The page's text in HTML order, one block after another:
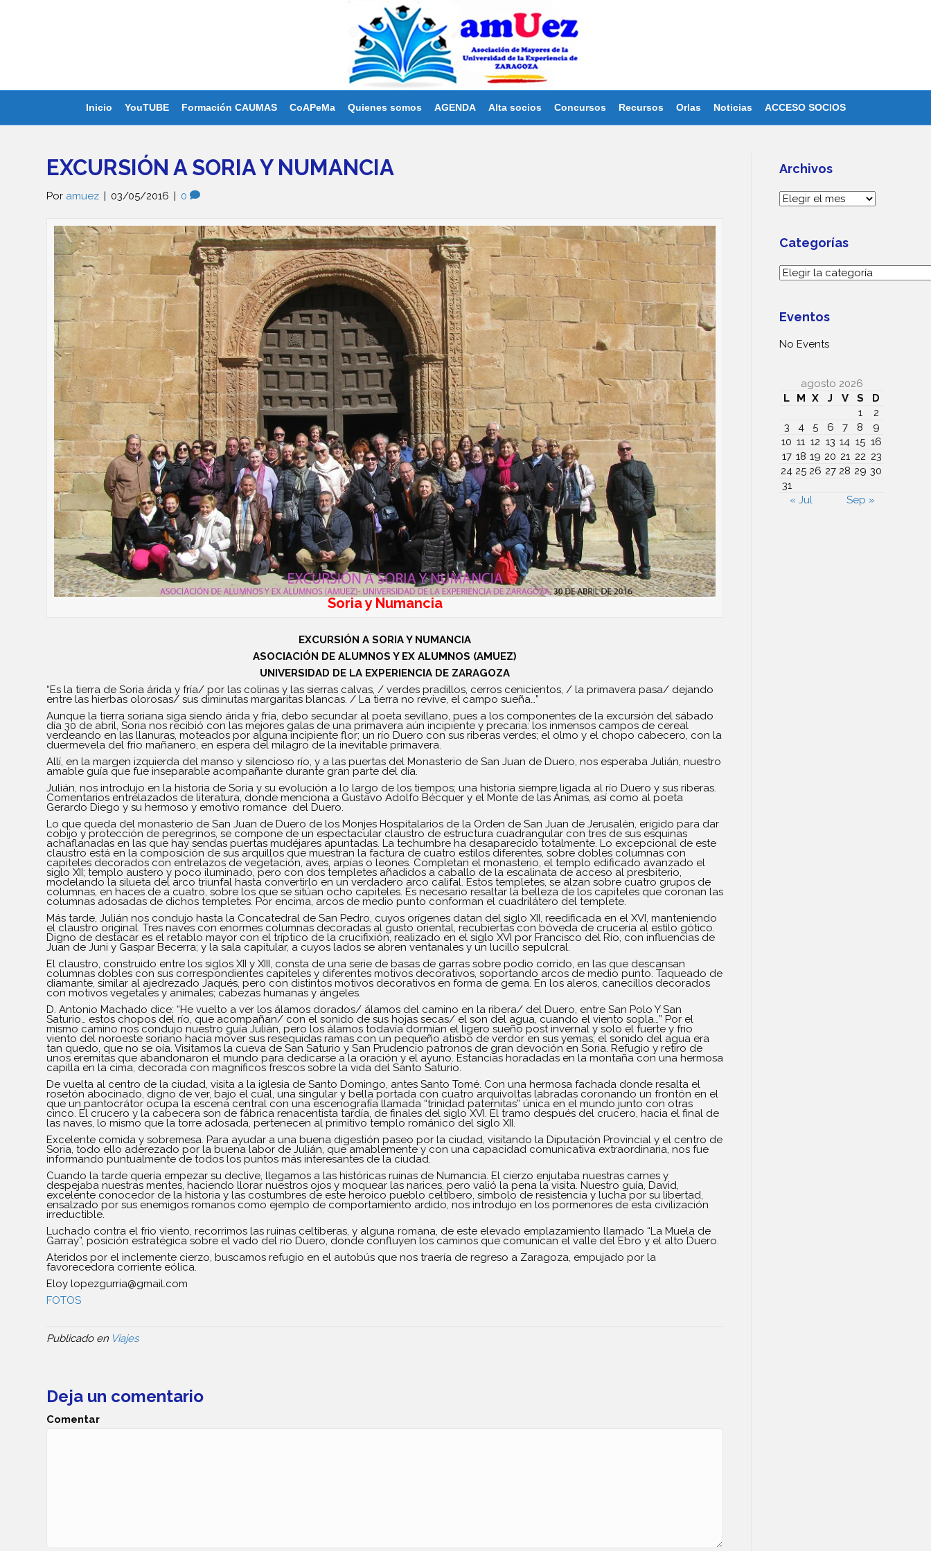
Inicio YouTUBE Formación CAUMAS CoAPeMa Quienes somos AGENDA Alta socios Concursos Recursos Orlas Noticias ACCESO SOCIOS
EXCURSIÓN A SORIA Y NUMANCIA
Por amuez | 03/05/2016 | 0
Soria y Numancia
EXCURSIÓN A SORIA Y NUMANCIA
ASOCIACIÓN DE ALUMNOS Y EX ALUMNOS (AMUEZ)
UNIVERSIDAD DE LA EXPERIENCIA DE ZARAGOZA
“Es la tierra de Soria árida y fría/ por las colinas y las sierras calvas, / verdes pradillos, cerros cenicientos, / la primavera pasa/ dejando
entre las hierbas olorosas/ sus diminutas margaritas blancas. / La tierra no revive, el campo sueña…”
Aunque la tierra soriana siga siendo árida y fría, debo secundar al poeta sevillano, pues a los componentes de la excursión del sábado
día 30 de abril, Soria nos recibió con las mejores galas de una primavera aún incipiente y precaria: los inmensos campos de cereal
verdeando en las llanuras, moteados por alguna incipiente flor; un río Duero con sus riberas verdes; el olmo y el chopo cabecero, con la
duermevela del frio mañanero, en espera del milagro de la inevitable primavera.
Allí, en la margen izquierda del manso y silencioso río, y a las puertas del Monasterio de San Juan de Duero, nos esperaba Julián, nuestro
amable guía que fue inseparable acompañante durante gran parte del día.
Julián, nos introdujo en la historia de Soria y su evolución a lo largo de los tiempos; una historia siempre ligada al río Duero y sus riberas.
Comentarios entrelazados de literatura, donde menciona a Gustavo Adolfo Bécquer y el Monte de las Ánimas, así como al poeta
Gerardo Diego y su hermoso y emotivo romance del Duero.
Lo que queda del monasterio de San Juan de Duero de los Monjes Hospitalarios de la Orden de San Juan de Jerusalén, erigido para dar
cobijo y protección de peregrinos, se compone de un espectacular claustro de estructura cuadrangular con tres de sus esquinas
achaflanadas en las que hay sendas puertas mudéjares apuntadas. La techumbre ha desaparecido totalmente. Lo excepcional de este
claustro está en la composición de sus arquillos que muestran la factura de cuatro estilos diferentes, sobre dobles columnas con
capiteles decorados con entrelazos de vegetación, aves, arpías o leones. Completan el monasterio, el templo edificado avanzado el
siglo XII; templo austero y poco iluminado, pero con dos templetes añadidos a caballo de la escalinata de acceso al presbiterio,
modelando la silueta del arco triunfal hasta convertirlo en un verdadero arco califal. Estos templetes, se alzan sobre cuatro grupos de
columnas, en haces de a cuatro, sobre los que se sitúan ocho capiteles. Es necesario resaltar la belleza de los capiteles que coronan las
columnas adosadas de dichos templetes. Por encima, arcos de medio punto conforman el cuadrilátero del templete.
Más tarde, Julián nos condujo hasta la Concatedral de San Pedro, cuyos orígenes datan del siglo XII, reedificada en el XVI, manteniendo
el claustro original. Tres naves con enormes columnas decoradas al gusto oriental, recubiertas con bóveda de crucería al estilo gótico.
Digno de destacar es el retablo mayor con el tríptico de la crucifixión, realizado en el siglo XVI por Francisco del Río, con influencias de
Juan de Juni y Gaspar Becerra; y la sala capitular, a cuyos lados se abren ventanales y un lucillo sepulcral.
El claustro, construido entre los siglos XII y XIII, consta de una serie de basas de garras sobre podio corrido, en las que descansan
columnas dobles con sus correspondientes capiteles y diferentes motivos decorativos, soportando arcos de medio punto. Taqueado de
diamante, similar al ajedrezado Jaqués, pero con distintos motivos decorativos en forma de gema. En los aleros, canecillos decorados
con motivos vegetales y animales; cabezas humanas y ángeles.
D. Antonio Machado dice: “He vuelto a ver los álamos dorados/ álamos del camino en la ribera/ del Duero, entre San Polo Y San
Saturio… estos chopos del río, que acompañan/ con el sonido de sus hojas secas/ el son del agua, cuando el viento sopla…” Por el
mismo camino nos condujo nuestro guía Julián, pero los álamos todavía dormían el ligero sueño post invernal y solo el fuerte y frio
viento del noroeste soriano hacia mover sus resequidas ramas con un pequeño atisbo de verdor en sus yemas; el sonido del agua era
tan quedo, que no se oía. Visitamos la cueva de San Saturio y San Prudencio patronos de gran devoción en Soria. Refugio y retiro de
unos eremitas que abandonaron el mundo para dedicarse a la oración y el ayuno. Estancias horadadas en la montaña con una hermosa
capilla en la cima, decorada con magníficos frescos sobre la vida del Santo Saturio.
De vuelta al centro de la ciudad, visita a la iglesia de Santo Domingo, antes Santo Tomé. Con una hermosa fachada donde resalta el
rosetón abocinado, digno de ver, bajo el cual, una singular y bella portada con cuatro arquivoltas labradas coronando un frontón en el
que un pantocrátor ocupa la escena central con una escenografía llamada “trinidad paternitas” única en el mundo junto con otras
cinco. El crucero y la cabecera son de fábrica renacentista tardía, de finales del siglo XVI. El tramo después del crucero, hacia el final de
las naves, lo mismo que la torre adosada, pertenecen al primitivo templo románico del siglo XII.
Excelente comida y sobremesa. Para ayudar a una buena digestión paseo por la ciudad, visitando la Diputación Provincial y el centro de
Soria, todo ello aderezado por la buena labor de Julián, que amablemente y con una capacidad comunicativa extraordinaria, nos fue
informando puntualmente de todos los puntos más interesantes de la ciudad.
Cuando la tarde quería empezar su declive, llegamos a las históricas ruinas de Numancia. El cierzo enjutaba nuestras carnes y
despejaba nuestras mentes, haciendo llorar nuestros ojos y moquear las narices, pero valió la pena la visita. Nuestro guía, David,
excelente conocedor de la historia y las costumbres de este heroico pueblo celtíbero, símbolo de resistencia y lucha por su libertad,
ensalzado por sus enemigos romanos como ejemplo de comportamiento ardido, nos introdujo en los pormenores de esta civilización
irreductible.
Luchado contra el frio viento, recorrimos las ruinas celtiberas, y alguna romana, de este elevado emplazamiento llamado “La Muela de
Garray”, posición estratégica sobre el vado del río Duero, donde confluyen los caminos que comunican el valle del Ebro y el alto Duero.
Ateridos por el inclemente cierzo, buscamos refugio en el autobús que nos traería de regreso a Zaragoza, empujado por la
favorecedora corriente eólica.
Eloy lopezgurria@gmail.com
FOTOS
Publicado en Viajes
Deja un comentario
Comentar
Archivos
Archivos
Categorías
Categorías
Eventos
No Events
agosto 2026
L
M X J V S
D
1
2
3
4 5 6 7 8
9
10 11 12 13 14 15 16
17 18 19 20 21 22 23
24 25 26 27 28 29 30
31
« Jul
Sep »